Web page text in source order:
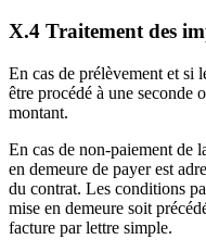
X.4 Traitement des
En cas de prélèvement et si
être procédé à une seconde
montant.
En cas de non-paiement de
en demeure de payer est
du contrat. Les conditions
mise en demeure soit
facture par lettre simple.